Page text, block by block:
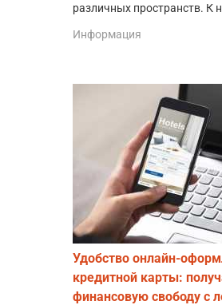
различных пространств. К
Информация
Удобство онлайн-
кредитной карты:
финансовую свободу с